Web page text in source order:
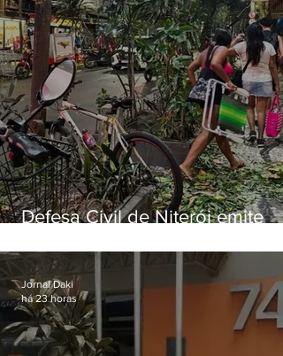
Defesa Civil de Niterói emite
sexta-feira (07)
Jornal Daki
há 23 horas